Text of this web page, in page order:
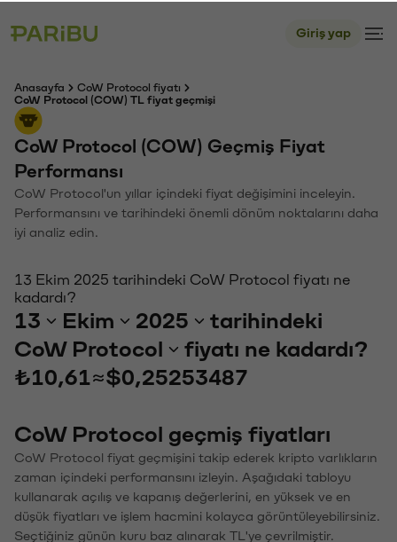
Giriş yap
Anasayfa
CoW Protocol fiyatı
CoW Protocol (COW) TL fiyat geçmişi
CoW Protocol (COW) Geçmiş Fiyat
Performansı
CoW Protocol'un yıllar içindeki fiyat değişimini inceleyin.
Performansını ve tarihindeki önemli dönüm noktalarını daha
iyi analiz edin.
13 Ekim 2025 tarihindeki CoW Protocol fiyatı ne
kadardı?
13 Ekim 2025
tarihindeki
CoW Protocol
fiyatı ne kadardı?
₺10,61 ≈$0,25253487
CoW Protocol geçmiş fiyatları
CoW Protocol fiyat geçmişini takip ederek kripto varlıkların
zaman içindeki performansını izleyin. Aşağıdaki tabloyu
kullanarak açılış ve kapanış değerlerini, en yüksek ve en
düşük fiyatları ve işlem hacmini kolayca görüntüleyebilirsiniz.
Seçtiğiniz günün kuru baz alınarak TL'ye çevrilmiştir.